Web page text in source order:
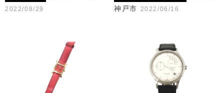
2022/08/29
神戸市
2022/06/16